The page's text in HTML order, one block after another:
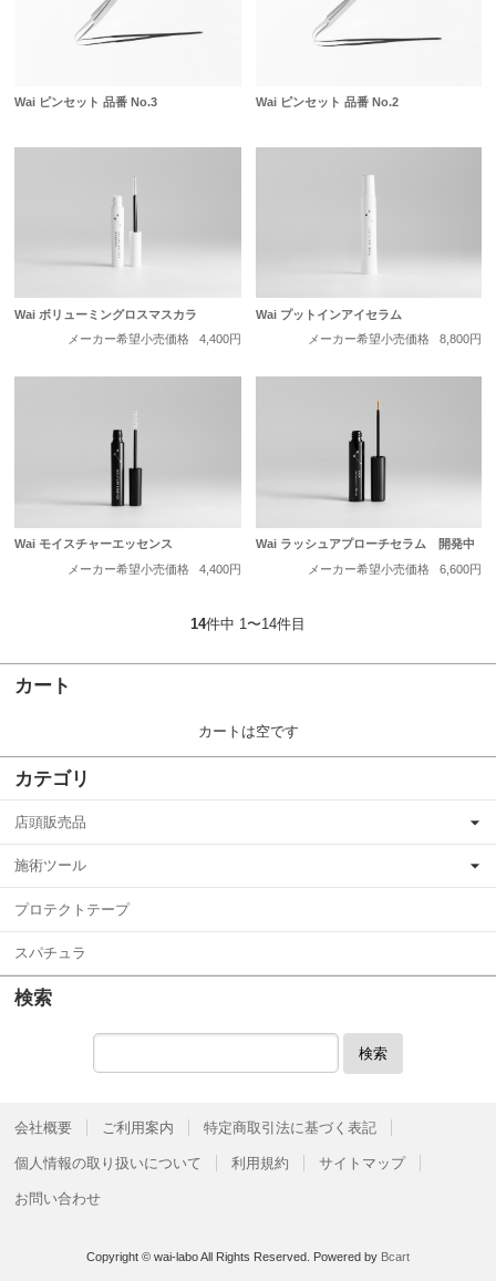
Wai ピンセット 品番 No.3 Wai ピンセット 品番 No.2
Wai ボリューミングロスマスカラ
メーカー希望小売価格
4,400円
Wai プットインアイセラム
メーカー希望小売価格
8,800円
Wai モイスチャーエッセンス
メーカー希望小売価格
4,400円
Wai ラッシュアプローチセラム 開発中
メーカー希望小売価格
6,600円
14件中 1〜14件目
カート
カートは空です
カテゴリ
店頭販売品
施術ツール
プロテクトテープ
スパチュラ
検索
検索
会社概要 ご利用案内 特定商取引法に基づく表記
個人情報の取り扱いについて 利用規約 サイトマップ
お問い合わせ
Copyright © wai-labo All Rights Reserved. Powered by Bcart